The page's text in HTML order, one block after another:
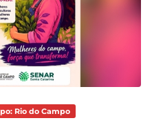
Rio do Campo